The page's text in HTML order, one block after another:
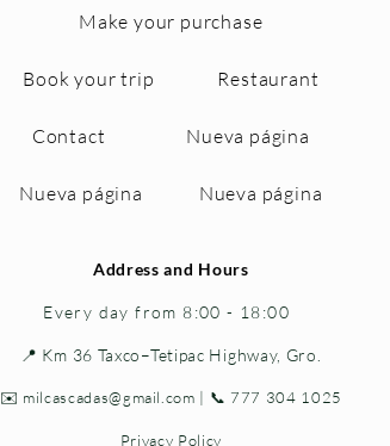
Make your purchase
Book your trip Restaurant
Contact Nueva página
Nueva página Nueva página
Address and Hours
Every day from 8:00 - 18:00
📍 Km 36 Taxco–Tetipac Highway, Gro.
✉️ milcascadas@gmail.com | 📞 777 304 1025
Privacy Policy